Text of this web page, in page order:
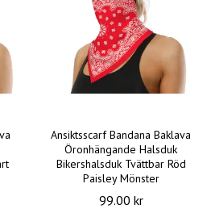
Ansiktsscarf Bandana Baklava
Öronhängande Halsduk
Bikershalsduk Tvättbar Röd
Paisley Mönster
99.00 kr